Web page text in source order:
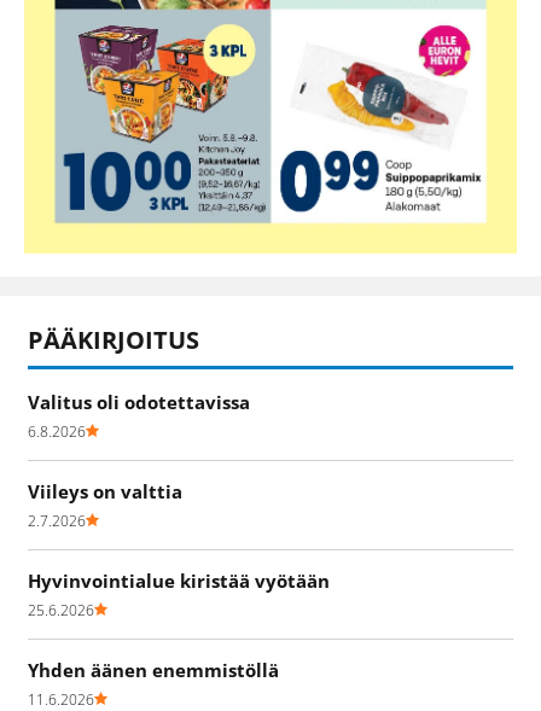
PÄÄKIRJOITUS
Valitus oli odotettavissa
6.8.2026
Viileys on valttia
2.7.2026
Hyvinvointialue kiristää vyötään
25.6.2026
Yhden äänen enemmistöllä
11.6.2026